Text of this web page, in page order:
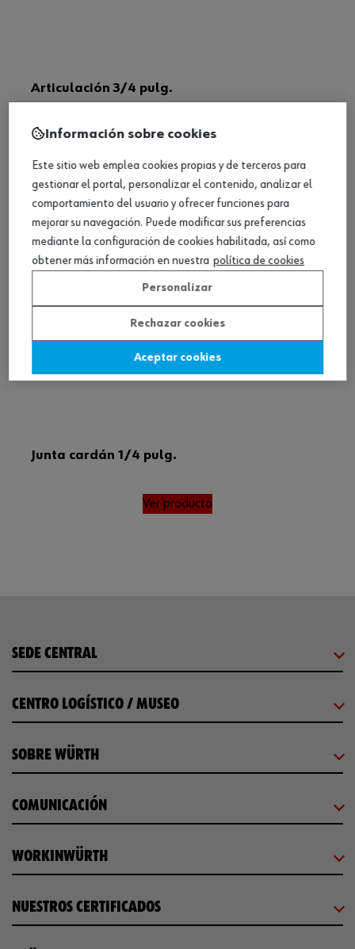
Articulación 3/4 pulg.
Ver producto
Junta cardán 1/4 pulg.
Ver producto
SEDE CENTRAL
CENTRO LOGÍSTICO / MUSEO
SOBRE WÜRTH
COMUNICACIÓN
WORKINWÜRTH
NUESTROS CERTIFICADOS
Información sobre cookies
Este sitio web emplea cookies propias y de terceros para
gestionar el portal, personalizar el contenido, analizar el
comportamiento del usuario y ofrecer funciones para
mejorar su navegación. Puede modificar sus preferencias
mediante la configuración de cookies habilitada, así como
obtener más información en nuestra política de cookies
Personalizar
Rechazar cookies
Aceptar cookies